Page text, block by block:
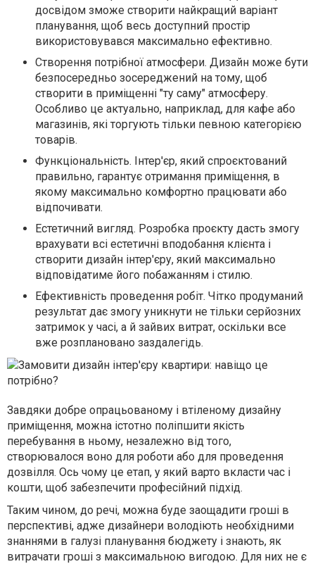
досвідом зможе створити найкращий варіант
планування, щоб весь доступний простір
використовувався максимально ефективно.
Створення потрібної атмосфери. Дизайн може бути
безпосередньо зосереджений на тому, щоб
створити в приміщенні "ту саму" атмосферу.
Особливо це актуально, наприклад, для кафе або
магазинів, які торгують тільки певною категорією
товарів.
Функціональність. Інтер'єр, який спроєктований
правильно, гарантує отримання приміщення, в
якому максимально комфортно працювати або
відпочивати.
Естетичний вигляд. Розробка проєкту дасть змогу
врахувати всі естетичні вподобання клієнта і
створити дизайн інтер'єру, який максимально
відповідатиме його побажанням і стилю.
Ефективність проведення робіт. Чітко продуманий
результат дає змогу уникнути не тільки серйозних
затримок у часі, а й зайвих витрат, оскільки все
вже розплановано заздалегідь.
Завдяки добре опрацьованому і втіленому дизайну
приміщення, можна істотно поліпшити якість
перебування в ньому, незалежно від того,
створювалося воно для роботи або для проведення
дозвілля. Ось чому це етап, у який варто вкласти час і
кошти, щоб забезпечити професійний підхід.
Таким чином, до речі, можна буде заощадити гроші в
перспективі, адже дизайнери володіють необхідними
знаннями в галузі планування бюджету і знають, як
витрачати гроші з максимальною вигодою. Для них не є